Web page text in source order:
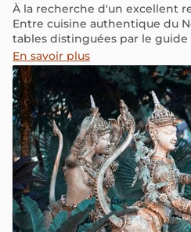
À la recherche d'un excellent
Entre cuisine authentique du
tables distinguées par le
tous les sens.
En savoir plus